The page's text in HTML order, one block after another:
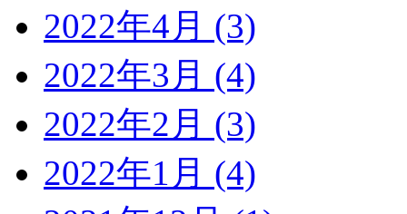
2022年4月 (3)
2022年3月 (4)
2022年2月 (3)
2022年1月 (4)